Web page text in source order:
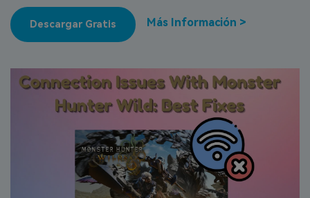
Pruébalo Gratis
Recoverit Gratis
Recupera datos perdidos/eliminados gratis
Pruébalo Gratis
VER TODAS LAS FUNCIONES
Temas Destacados
search
Descargar Gratis Más Información >